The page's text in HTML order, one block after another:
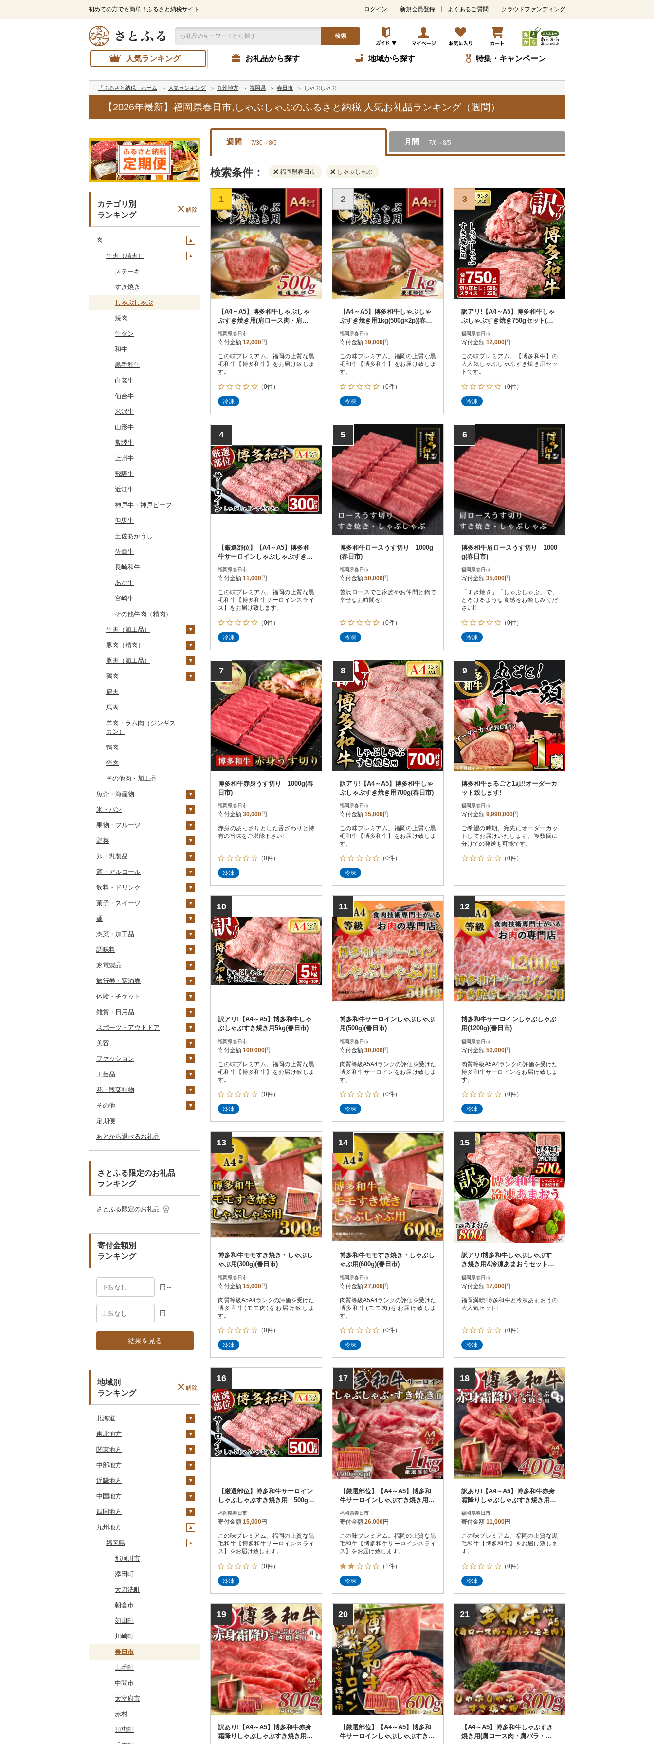
初めての方でも簡単！ふるさと納税サイト
メ
ン
コ
ン
テ
ツ
ッ
プ
ログイン 新規会員登録 よくあるご質問 クラウドファンディング
検索
人気ランキング お礼品から探す 地域から探す 特集・キャンペーン
「ふるさと納税」ホーム 人気ランキング 九州地方 福岡県 春日市 しゃぶしゃぶ
【2026年最新】福岡県春日市,しゃぶしゃぶのふるさと納税 人気お礼品ランキング（週間）
カテゴリ別
ランキング
解除
肉
牛肉（精肉）
ステーキ
すき焼き
しゃぶしゃぶ
焼肉
牛タン
和牛
黒毛和牛
白老牛
仙台牛
米沢牛
山形牛
常陸牛
上州牛
飛騨牛
近江牛
神戸牛・神戸ビーフ
但馬牛
土佐あかうし
佐賀牛
長崎和牛
あか牛
宮崎牛
その他牛肉（精肉）
牛肉（加工品）
ハンバーグ
もつ鍋
ローストビーフ
ビーフジャーキー
その他牛肉（加工品）
豚肉（精肉）
ステーキ
すき焼き
しゃぶしゃぶ
焼肉
アグー豚
豚肉（加工品）
ハンバーグ
もつ鍋
ハム
ソーセージ・ウインナ
ー
ベーコン・サラミ
その他豚肉（加工品）
鶏肉
鶏肉（精肉）
ハム・ソーセージ
唐揚げ
鹿肉
馬肉
羊肉・ラム肉（ジンギス
カン）
鴨肉
猪肉
その他肉・加工品
魚介・海産物
カニ
ズワイガニ
毛ガニ
かにしゃぶ
その他カニ
エビ
ボタンエビ
伊勢海老
その他エビ
いくら
うに
明太子・たらこ
明太子
たらこ
その他魚卵
数の子
キャビア
その他魚卵
貝
鮑（アワビ）
牡蠣（カキ）
あさり
しじみ
サザエ
はまぐり
その他貝
鮮魚
鮭・サーモン
マグロ
イワシ
カツオ
金目鯛
クエ
サバ
鯛
のどぐろ
ブリ
ほっけ
その他鮮魚
イカ・タコ
イカ
タコ
海苔・海藻
海苔
わかめ
ひじき
その他海苔・海藻
干物
ししゃも
その他干物
その他魚介・加工品
しらす・ちりめん
かまぼこ・練り製品
米・パン
米
無洗米
玄米
金芽米
ゆめぴりか
コシヒカリ
はえぬき
さがびより
あきたこまち
ひとめぼれ
ミルキークィーン
ななつぼし
雑穀
餅
その他穀物加工品
パン
果物・フルーツ
ぶどう・マスカット
巨峰
ナガノパープル
ピオーネ
デラウェア
その他ぶどう・マスカ
いちご
りんご
もも
メロン
梨
和梨
洋梨・ラフランス
マンゴー
みかん・柑橘
みかん
レモン
不知火・デコポン
せとか
まどんな
その他柑橘
すいか
キウイ
柿（カキ）
ドライフルーツ
干し芋
その他果物
びわ
パイナップル
栗
野菜
いも
じゃがいも
さつまいも
その他いも
トマト
フルーツトマト
ミニトマト
玉ねぎ
ねぎ
根菜
人参
大根
自然薯
レンコン
にんにく・生姜
その他根菜
アスパラガス
豆
きのこ
しいたけ
松茸
その他きのこ
その他野菜
山菜
かぼちゃ
レタス
卵・乳製品
卵
チーズ
ヨーグルト
バター
その他乳製品
酒・アルコール
ビール・発泡酒
ビール
地ビール・クラフトビ
日本酒
純米吟醸
大吟醸
吟醸
その他日本酒
芋焼酎
麦焼酎
米焼酎
黒糖焼酎
その他焼酎
梅酒
泡盛
ワイン
白ワイン
赤ワイン
シャンパン・スパーク
ウイスキー
リキュール・洋酒
甘酒
ノンアルコール
その他酒
飲料・ドリンク
水・ミネラルウォーター
飲料
コーヒー豆
粉
ドリップ
茶
飲料
茶葉・ティーバッグ
静岡茶
足柄茶
知覧茶
八女茶
果汁飲料
りんごジュース
みかんジュース（オレ
紅茶
飲料
茶葉・ティーバッグ
その他飲料・ジュース
野菜ジュース
炭酸飲料
豆乳
菓子・スイーツ
クッキー
焼き菓子
プリン
ゼリー
チョコレート
カステラ
アイス・ジェラート
その他洋菓子
煎餅・おかき
羊羹
饅頭
大福
その他和菓子
麺
ラーメン
うどん
そば
パスタ
ひやむぎ
そうめん
その他麺
惣菜・加工品
惣菜
餃子
シュウマイ
コロッケ
その他惣菜
カレー・シチュー
カレー
シチュー
鍋
肉
魚
その他鍋
ピザ
レトルト
スープ
豆腐・納豆
豆腐
漬物
キムチ
その他漬物
缶詰・瓶詰
肉
魚
ジャム
その他缶詰・瓶詰
乾物
燻製（スモーク）
おせち
その他加工品
調味料
砂糖
塩
醤油
味噌
酢
だし
食用油
オリーブオイル
ごま油
はちみつ
ドレッシング
その他調味料
ケチャップ
こしょう
その他調味料
家電製品
季節・空調家電
キッチン家電
照明器具
パソコン・周辺機器
TV・オーディオ・カメラ
美容・健康家電
カー用品
時計
その他家電
旅行券・宿泊券
旅行券
JTBふるさと旅行クー
その他旅行券
宿泊券
体験・チケット
PayPay商品券
食事券
温泉・サウナ・スパ利用
券
GDOふるさとゴルフ
プレークーポン
その他のゴルフプレー
花火大会チケット
カタログギフト
雑貨・日用品
家具・インテリア
机・テーブル
その他家具・インテリ
寝具
布団
毛布
タオルケット
タオル
その他タオル
文房具・印鑑
ボールペン
ノート・ファイル
その他文房具
食器
グラス・カップ
箸
スプーン・フォーク・
ナイフ
皿・椀
その他食器
キッチン用品
フライパン
鍋
まな板
土鍋
日用品
洗剤
トイレットペーパー
ティッシュ
その他日用品
楽器・器材
本・CD・DVD
おもちゃ・ぬいぐるみ
ご当地キャラクター
ペット用品
その他雑貨
スポーツ・アウトドア
ゴルフ
ゴルフボール
ゴルフウェア
その他ゴルフ
釣り
サイクリング
アウトドア・キャンプ
その他スポーツ
その他スポーツ
美容
スキンケア
洗顔
その他スキンケア
シャンプー・リンス
石鹸・ボディーソープ
入浴剤
アロマ
プロテイン
その他美容
ファッション
鞄・バッグ
トートバッグ・ショル
ツケース
その他鞄・バッグ
洋服
女性・レディース
子供・ベビー
その他洋服
和服
靴・履物
靴・シューズ
スリッパ・下駄・草履
その他靴・履物
アクセサリー
ペンダント・ネックレ
ス
ピアス・イヤリング
その他アクセサリー
その他服飾小物
ショール・ストール
マフラー・手袋
工芸品
織物
本場奄美大島紬
陶器・漆器
唐津焼
備前焼
美濃焼
村上木彫堆朱
その他装飾品・工芸品
数珠
工芸品
播州そろばん
美濃和紙
花・観葉植物
観葉植物・苗木
花
胡蝶蘭
造花・プリザーブドフ
ラワー
その他花
盆栽・その他
その他
地域サービス
その他
定期便
あとから選べるお礼品
さとふる限定のお礼品
ランキング
さとふる限定のお礼品
寄付金額別
ランキング
円～
円
結果を見る
地域別
ランキング
解除
北海道
安平町
八雲町
鹿部町
江差町
白老町
せたな町
旭川市
森町
稚内市
標津町
清里町
北斗市
留萌市
白糠町
釧路町
名寄市
美唄市
厚岸町
南富良野町
上富良野町
東北地方
青森県
十和田市
大鰐町
南部町
五戸町
藤崎町
六ヶ所村
東北町
三戸町
東通村
黒石市
おいらせ町
鶴田町
階上町
深浦町
青森市
田子町
新郷村
横浜町
岩手県
宮古市
軽米町
岩手町
矢巾町
釜石市
野田村
普代村
一戸町
陸前高田市
紫波町
滝沢市
住田町
葛巻町
花巻市
岩泉町
田野畑村
盛岡市
宮城県
柴田町
色麻町
丸森町
大衡村
加美町
利府町
白石市
登米市
山元町
名取市
川崎町
村田町
栗原市
富谷市
岩沼市
七ヶ宿町
秋田県
大潟村
横手市
能代市
小坂町
仙北市
井川町
潟上市
三種町
藤里町
湯沢市
大館市
由利本荘市
にかほ市
羽後町
秋田県（県庁）
山形県
村山市
尾花沢市
上山市
河北町
酒田市
新庄市
長井市
小国町
南陽市
中山町
庄内町
大石田町
川西町
鶴岡市
福島県
天栄村
広野町
鏡石町
須賀川市
小野町
棚倉町
古殿町
昭和村
下郷町
西郷村
二本松市
猪苗代町
川俣町
関東地方
茨城県
土浦市
取手市
つくば市
稲敷市
潮来市
五霞町
北茨城市
境町
かすみがうら市
牛久市
常陸太田市
つくばみらい市
下妻市
茨城町
神栖市
常総市
東海村
栃木県
那須塩原市
市貝町
塩谷町
上三川町
佐野市
真岡市
高根沢町
大田原市
栃木市
日光市
小山市
宇都宮市
栃木県（県庁）
那珂川町
茂木町
那須烏山市
群馬県
榛東村
下仁田町
玉村町
安中市
川場村
昭和村
甘楽町
明和町
沼田市
桐生市
吉岡町
太田市
高山村
みどり市
千代田町
埼玉県
春日部市
蕨市
戸田市
毛呂山町
久喜市
ふじみ野市
川島町
上里町
川口市
飯能市
長瀞町
羽生市
小鹿野町
坂戸市
千葉県
勝浦市
袖ケ浦市
我孫子市
長柄町
芝山町
八千代市
横芝光町
多古町
白子町
栄町
香取市
習志野市
銚子市
東京都
八王子市
日野市
昭島市
武蔵村山市
葛飾区
小金井市
墨田区
東久留米市
利島村
瑞穂町
大島町
府中市
神奈川県
南足柄市
松田町
大井町
中井町
愛川町
山北町
真鶴町
清川村
開成町
藤沢市
神奈川県（県庁）
中部地方
新潟県
十日町市
弥彦村
阿賀町
出雲崎町
魚沼市
佐渡市
燕市
南魚沼市
関川村
新発田市
加茂市
小千谷市
田上町
五泉市
三条市
見附市
富山県
射水市
氷見市
朝日町
高岡市
魚津市
砺波市
入善町
黒部市
立山町
富山県（県庁）
小矢部市
滑川市
富山市
南砺市
石川県
羽咋市
七尾市
白山市
穴水町
輪島市
中能登町
石川県（県庁）
野々市市
能登町
能美市
津幡町
宝達志水町
金沢市
内灘町
福井県
美浜町
小浜市
越前町
若狭町
鯖江市
高浜町
勝山市
福井県（県庁）
越前市
坂井市
あわら市
福井市
大野市
山梨県
富士吉田市
甲斐市
山梨市
富士川町
大月市
富士河口湖町
韮崎市
南アルプス市
市川三郷町
都留市
山梨県（県庁）
道志村
長野県
高森町
御代田町
飯田市
青木村
南箕輪村
長野県（県庁）
上松町
高山村
南木曽町
朝日村
長野市
岐阜県
養老町
八百津町
池田町
関市
瑞穂市
飛騨市
岐南町
大野町
山県市
羽島市
静岡県
下田市
静岡市
吉田町
函南町
藤枝市
御殿場市
浜松市
伊東市
島田市
愛知県
清須市
田原市
安城市
北名古屋市
東栄町
豊山町
南知多町
江南市
近畿地方
三重県
鈴鹿市
伊賀市
木曽岬町
多気町
松阪市
桑名市
志摩市
明和町
鳥羽市
いなべ市
紀北町
熊野市
南伊勢町
朝日町
菰野町
滋賀県
長浜市
高島市
草津市
近江八幡市
竜王町
甲賀市
湖南市
大津市
彦根市
栗東市
愛荘町
滋賀県（県庁）
米原市
豊郷町
京都府
宮津市
伊根町
与謝野町
福知山市
亀岡市
城陽市
久御山町
京丹後市
井手町
木津川市
宇治田原町
長岡京市
綾部市
大阪府
茨木市
豊能町
枚方市
河内長野市
泉佐野市
交野市
藤井寺市
能勢町
阪南市
貝塚市
岸和田市
泉南市
兵庫県
上郡町
神河町
小野市
太子町
西宮市
佐用町
多可町
朝来市
市川町
三木市
新温泉町
奈良県
曽爾村
河合町
宇陀市
田原本町
山添村
大淀町
安堵町
王寺町
十津川村
高取町
和歌山県
湯浅町
有田市
橋本市
広川町
和歌山市
海南市
那智勝浦町
美浜町
御坊市
中国地方
鳥取県
鳥取県（県庁）
米子市
大山町
琴浦町
日野町
鳥取市
北栄町
境港市
智頭町
江府町
八頭町
若桜町
湯梨浜町
岩美町
島根県
雲南市
海士町
津和野町
飯南町
安来市
知夫村
隠岐の島町
吉賀町
出雲市
奥出雲町
西ノ島町
浜田市
大田市
岡山県
津山市
西粟倉村
久米南町
真庭市
新見市
美咲町
浅口市
美作市
岡山市
早島町
笠岡市
里庄町
広島県
安芸太田町
世羅町
大竹市
廿日市市
北広島町
福山市
広島市
庄原市
府中市
大崎上島町
東広島市
山口県
柳井市
平生町
山口県（県庁）
長門市
田布施町
防府市
上関町
山陽小野田市
山口市
周南市
四国地方
徳島県
阿波市
牟岐町
那賀町
三好市
鳴門市
藍住町
板野町
東みよし町
徳島県（県庁）
阿南市
上板町
海陽町
徳島市
香川県
高松市
直島町
さぬき市
多度津町
三豊市
観音寺市
宇多津町
小豆島町
香川県（県庁）
土庄町
三木町
まんのう町
愛媛県
今治市
鬼北町
西予市
八幡浜市
久万高原町
上島町
松前町
愛南町
新居浜市
伊予市
松山市
高知県
香美市
馬路村
芸西村
須崎市
日高村
室戸市
黒潮町
四万十市
奈半利町
土佐市
九州地方
福岡県
那珂川市
添田町
大刀洗町
朝倉市
苅田町
川崎町
春日市
上毛町
中間市
太宰府市
赤村
須恵町
週間 7/30～8/5 月間 7/6～8/5
検索条件： 福岡県春日市 しゃぶしゃぶ
1
【A4～A5】博多和牛しゃぶしゃ
ぶすき焼き用(肩ロース肉・肩バ
ラ肉・モモ肉)500g(春日市)
福岡県春日市
寄付金額 12,000円
この味プレミアム。福岡の上質な黒
毛和牛【博多和牛】をお届け致しま
す。
（0件）
冷凍
2
【A4～A5】博多和牛しゃぶしゃ
ぶすき焼き用1kg(500g×2p)(春日
福岡県春日市
寄付金額 19,000円
この味プレミアム。福岡の上質な黒
毛和牛【博多和牛】をお届け致しま
す。
（0件）
冷凍
3
訳アリ!【A4～A5】博多和牛しゃ
ぶしゃぶすき焼き750gセット(春
福岡県春日市
寄付金額 12,000円
この味プレミアム。【博多和牛】の
大人気しゃぶしゃぶすき焼き用セッ
トです。
（0件）
冷凍
4
【厳選部位】【A4～A5】博多和
牛サーロインしゃぶしゃぶすき焼
福岡県春日市
寄付金額 11,000円
この味プレミアム。福岡の上質な黒
毛和牛【博多和牛サーロインスライ
ス】をお届け致します。
（0件）
冷凍
5
博多和牛ロースうす切り 1000g
(春日市)
福岡県春日市
寄付金額 50,000円
贅沢ロースでご家族やお仲間と鍋で
幸せなお時間を!
（0件）
冷凍
6
博多和牛肩ロースうす切り 1000
g(春日市)
福岡県春日市
寄付金額 35,000円
「すき焼き」「しゃぶしゃぶ」で、
とろけるような食感をお楽しみくだ
さい!!
（0件）
冷凍
7
博多和牛赤身うす切り 1000g(春
日市)
福岡県春日市
寄付金額 30,000円
赤身のあっさりとした舌ざわりと特
有の旨味をご堪能下さい!
（0件）
冷凍
8
訳アリ!【A4～A5】博多和牛しゃ
ぶしゃぶすき焼き用700g(春日市)
福岡県春日市
寄付金額 15,000円
この味プレミアム。福岡の上質な黒
毛和牛【博多和牛】をお届け致しま
す。
（0件）
冷凍
9
博多和牛まるごと1頭!!オーダーカ
ット致します!
福岡県春日市
寄付金額 9,990,000円
ご希望の時期、宛先にオーダーカッ
トしてお届けいたします。複数回に
分けての発送も可能です。
（0件）
10
訳アリ!【A4～A5】博多和牛しゃ
ぶしゃぶすき焼き用5kg(春日市)
福岡県春日市
寄付金額 100,000円
この味プレミアム。福岡の上質な黒
毛和牛【博多和牛】をお届け致しま
す。
（0件）
冷凍
11
博多和牛サーロインしゃぶしゃぶ
用(500g)(春日市)
福岡県春日市
寄付金額 30,000円
肉質等級A5A4ランクの評価を受けた
博多和牛サーロインをお届け致しま
す。
（0件）
冷凍
12
博多和牛サーロインしゃぶしゃぶ
用(1200g)(春日市)
福岡県春日市
寄付金額 50,000円
肉質等級A5A4ランクの評価を受けた
博多和牛サーロインをお届け致しま
す。
（0件）
冷凍
13
博多和牛モモすき焼き・しゃぶし
ゃぶ用(300g)(春日市)
福岡県春日市
寄付金額 15,000円
肉質等級A5A4ランクの評価を受けた
博多和牛(モモ肉)をお届け致しま
す。
（0件）
冷凍
14
博多和牛モモすき焼き・しゃぶし
ゃぶ用(600g)(春日市)
福岡県春日市
寄付金額 27,000円
肉質等級A5A4ランクの評価を受けた
博多和牛(モモ肉)をお届け致しま
す。
（0件）
冷凍
15
訳アリ!博多和牛しゃぶしゃぶす
き焼き用&冷凍あまおうセット
福岡県春日市
寄付金額 17,000円
福岡満喫!博多和牛と冷凍あまおうの
大人気セット!
（0件）
冷凍
16
【厳選部位】博多和牛サーロイン
しゃぶしゃぶすき焼き用 500g
福岡県春日市
寄付金額 15,000円
この味プレミアム。福岡の上質な黒
毛和牛【博多和牛サーロインスライ
ス】をお届け致します。
（0件）
冷凍
17
【厳選部位】【A4～A5】博多和
牛サーロインしゃぶすき焼き用
福岡県春日市
寄付金額 26,000円
この味プレミアム。福岡の上質な黒
毛和牛【博多和牛サーロインスライ
ス】をお届け致します。
（1件）
冷凍
18
訳あり!【A4～A5】博多和牛赤身
霜降りしゃぶしゃぶすき焼き用
福岡県春日市
寄付金額 11,000円
この味プレミアム。福岡の上質な黒
毛和牛【博多和牛】をお届け致しま
す。
（0件）
冷凍
19
訳あり!【A4～A5】博多和牛赤身
霜降りしゃぶしゃぶすき焼き用
20
【厳選部位】【A4～A5】博多和
牛サーロインしゃぶしゃぶすき焼
21
【A4～A5】博多和牛しゃぶすき
焼き用(肩ロース肉・肩バラ・モ